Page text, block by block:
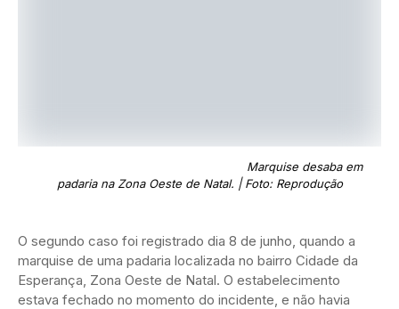
Marquise desaba em
padaria na Zona Oeste de Natal. | Foto: Reprodução
O segundo caso foi registrado dia 8 de junho, quando a
marquise de uma padaria localizada no bairro Cidade da
Esperança, Zona Oeste de Natal. O estabelecimento
estava fechado no momento do incidente, e não havia